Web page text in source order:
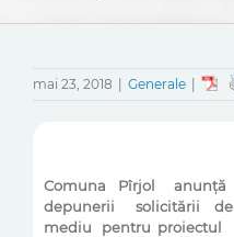
mai 23, 2018 Generale
Comuna Pîrjol anunță
depunerii
solicitării de
mediu
pentru proiectul